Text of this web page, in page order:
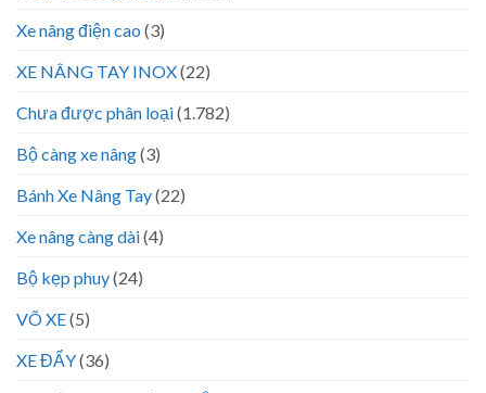
Xe nâng điện cao (3)
XE NÂNG TAY INOX(22)
Chưa được phân loại(1.782)
Bộ càng xe nâng(3)
Bánh Xe Nâng Tay(22)
Xe nâng càng dài(4)
Bộ kẹp phuy(24)
VÕ XE(5)
XE ĐẨY(36)